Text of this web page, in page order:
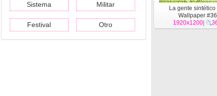
Sistema Militar
Festival Otro
La gente
Wallpaper #36
1920x1200